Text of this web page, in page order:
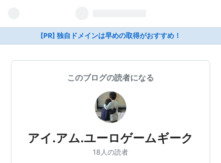
[PR] 独自ドメインは早めの取得がおすすめ！
このブログの読者になる
アイ.アム.ユーロゲームギーク
18人の読者